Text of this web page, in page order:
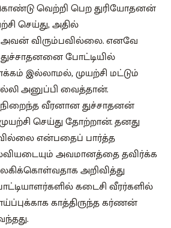
வெற்றி பெற துரியோதனன்
செய்து, அதில்
விரும்பவில்லை‌. எனவே
துச்சாதனனை போட்டியில்
இல்லாமல், முயற்சி மட்டும்
அனுப்பி வைத்தான்.
நிறைந்த வீரனான துச்சாதனன்
செய்து தோற்றான். தனது
என்பதைப் பார்த்த
அவமானத்தை தவிர்க்க
அறிவித்து
கடைசி வீரர்களில்
காத்திருந்த கர்ணன்